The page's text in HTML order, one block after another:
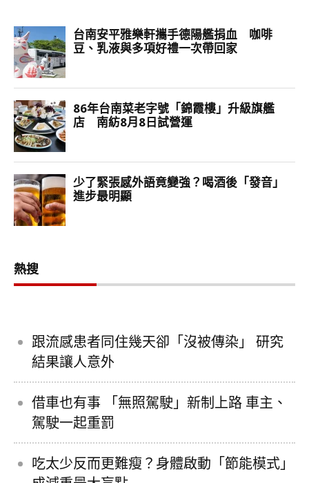
熱搜
跟流感患者同住幾天卻「沒被傳染」 研究
結果讓人意外
借車也有事 「無照駕駛」新制上路 車主、
駕駛一起重罰
吃太少反而更難瘦？身體啟動「節能模式」